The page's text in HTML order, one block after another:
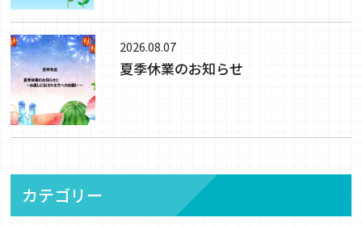
2026.08.07
夏季休業のお知らせ
カテゴリー